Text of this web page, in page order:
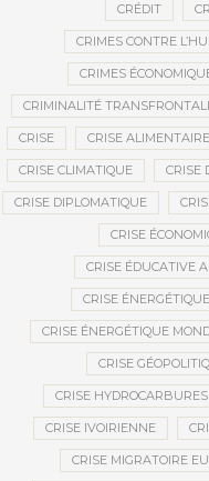
CRÉDIT
CRIMES CONTRE
CRIMES
CRIMINALITÉ
CRISE CRISE ALIMENTAIRE
CRISE CLIMATIQUE CRISE
CRISE DIPLOMATIQUE
CRISE
CRISE ÉDUCATIVE
CRISE ÉNERGÉTIQUE
CRISE ÉNERGÉTIQUE
CRISE
CRISE
CRISE IVOIRIENNE
CRISE MIGRATOIRE